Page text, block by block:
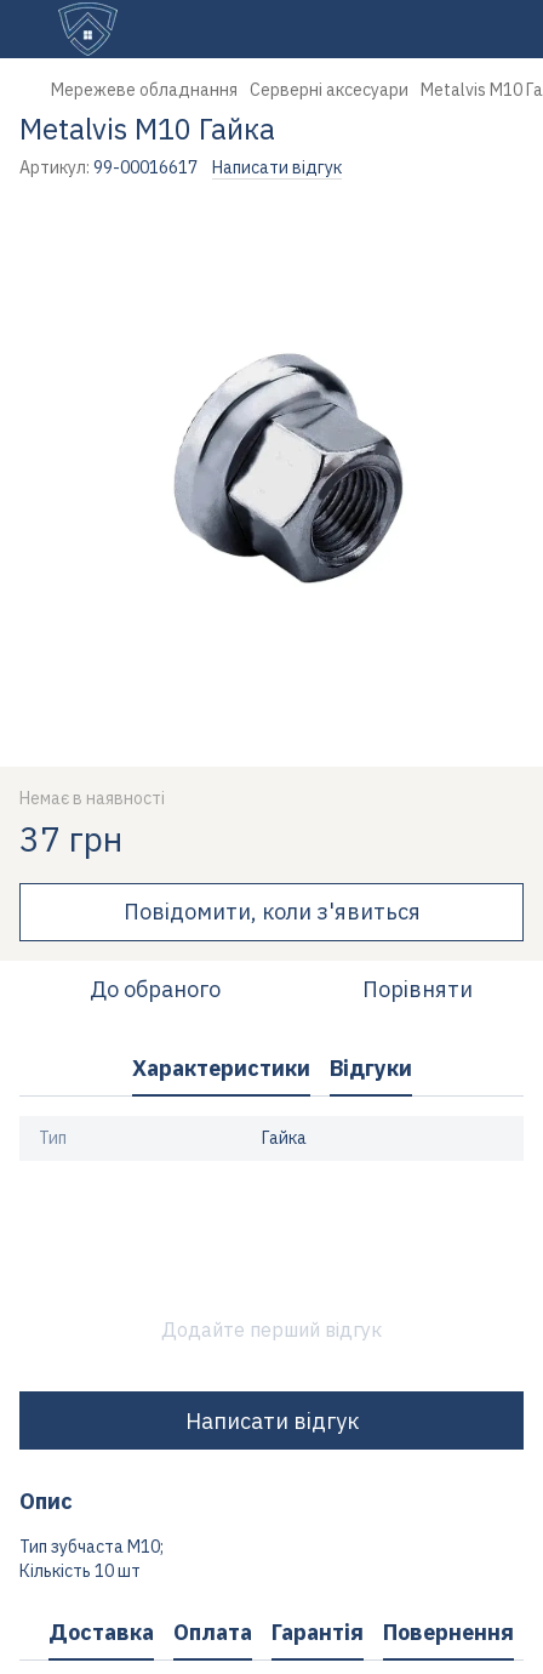
Мережеве обладнання Серверні аксесуари Metalvis М10
Metalvis М10 Гайка
Артикул: 99-00016617 Написати відгук
Немає в наявності
37 грн
Повідомити, коли з'явиться
До обраного Порівняти
Характеристики Відгуки
Тип Гайка
Додайте перший відгук
Написати відгук
Опис
Тип зубчаста М10;
Кількість 10 шт
Доставка Оплата Гарантія Повернення